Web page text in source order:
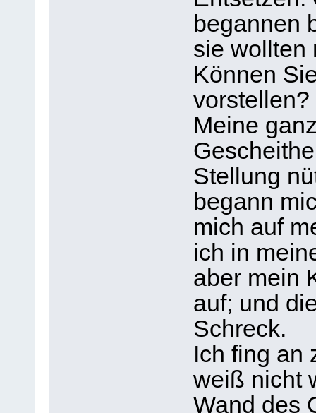
begannen
sie wollten
Können
vorstellen?
Meine
Stellung
begann
mich auf
ich in
aber mein
auf; und
Schreck.
Ich fing an
weiß nicht
Wand des